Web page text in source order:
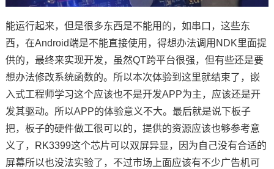
能运行起来，但是很多东西是不能用的，如串口，这些东
西，在Android端是不能直接使用，得想办法调用NDK里面提
供的，最终来实现开发，虽然QT跨平台很强，但有些还是要
想办法修改系统函数的。所以本次体验到这里就结束了， 嵌
入式工程师学习这个应该也不是开发APP为主，应该还是开
发其驱动。所以APP的体验意义不大。最后就是说下板子
把，板子的硬件做工很可以的，提供的资源应该也够参考意
义了，
RK3399这个芯片可以双屏异显，因为自己没有合适的
屏幕所以也没法实验了，不过市场上面应该有不少广告机可